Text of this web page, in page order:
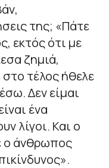
της; «Πάτε
εκτός ότι με
ζημιά,
τέλος ήθελε
Δεν είμαι
ένα
λίγοι. Και ο
ο άνθρωπος
».